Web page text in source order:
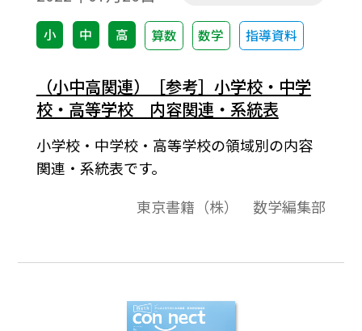
小 中 高 算数 数学 指導資料
（小中高関連）［参考］小学校・中学
校・高等学校 内容関連・系統表
小学校・中学校・高等学校の領域別の内容
関連・系統表です。
東京書籍（株） 数学編集部